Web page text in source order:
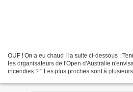
OUF ! On a eu chaud ! la suite ci-dessous :
les organisateurs de l'Open d'Australie
incendies ? " Les plus proches sont à